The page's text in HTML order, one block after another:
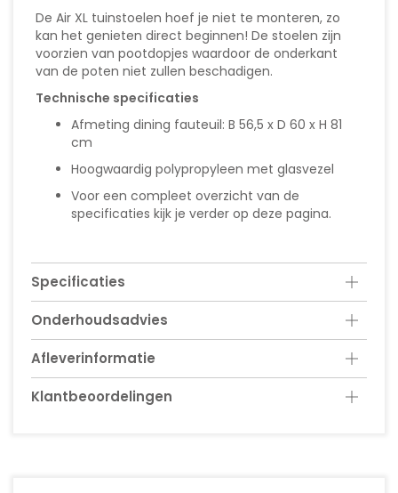
De Air XL tuinstoelen hoef je niet te monteren, zo
kan het genieten direct beginnen! De stoelen zijn
voorzien van pootdopjes waardoor de onderkant
van de poten niet zullen beschadigen.
Technische specificaties
Afmeting dining fauteuil: B 56,5 x D 60 x H 81
cm
Hoogwaardig polypropyleen met glasvezel
Voor een compleet overzicht van de
specificaties kijk je verder op deze pagina.
Specificaties
Onderhoudsadvies
Afleverinformatie
Klantbeoordelingen